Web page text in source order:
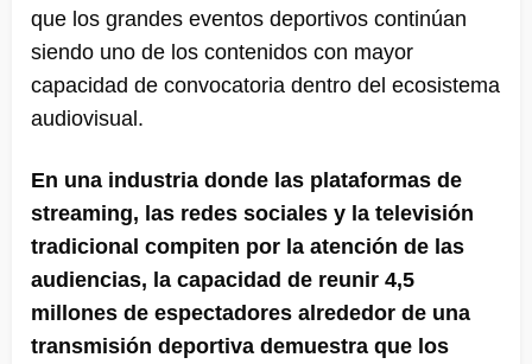
que los grandes eventos deportivos continúan
siendo uno de los contenidos con mayor
capacidad de convocatoria dentro del ecosistema
audiovisual.
En una industria donde las plataformas de
streaming, las redes sociales y la televisión
tradicional compiten por la atención de las
audiencias, la capacidad de reunir 4,5
millones de espectadores alrededor de una
transmisión deportiva demuestra que los